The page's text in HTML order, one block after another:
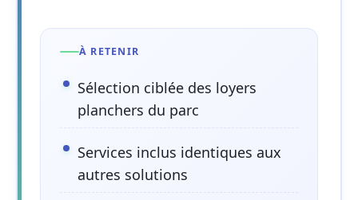
À RETENIR
Sélection ciblée des loyers
planchers du parc
Services inclus identiques aux
autres solutions